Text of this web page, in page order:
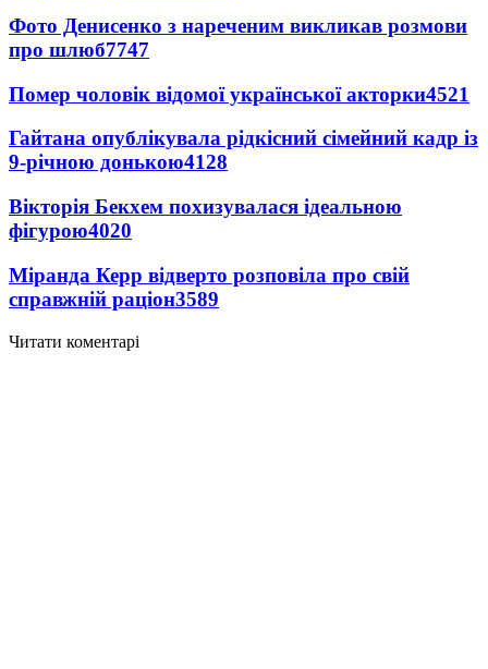
Фото Денисенко з нареченим викликав розмови
про шлюб7747
Помер чоловік відомої української акторки4521
Гайтана опублікувала рідкісний сімейний кадр із
9-річною донькою4128
Вікторія Бекхем похизувалася ідеальною
фігурою4020
Міранда Керр відверто розповіла про свій
справжній раціон3589
Читати коментарі